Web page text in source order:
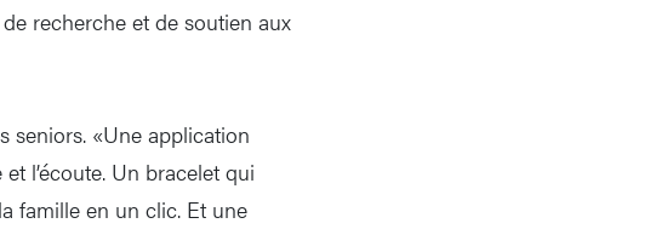
recherche et de soutien aux
seniors. «Une application
l’écoute. Un bracelet qui
famille en un clic. Et une